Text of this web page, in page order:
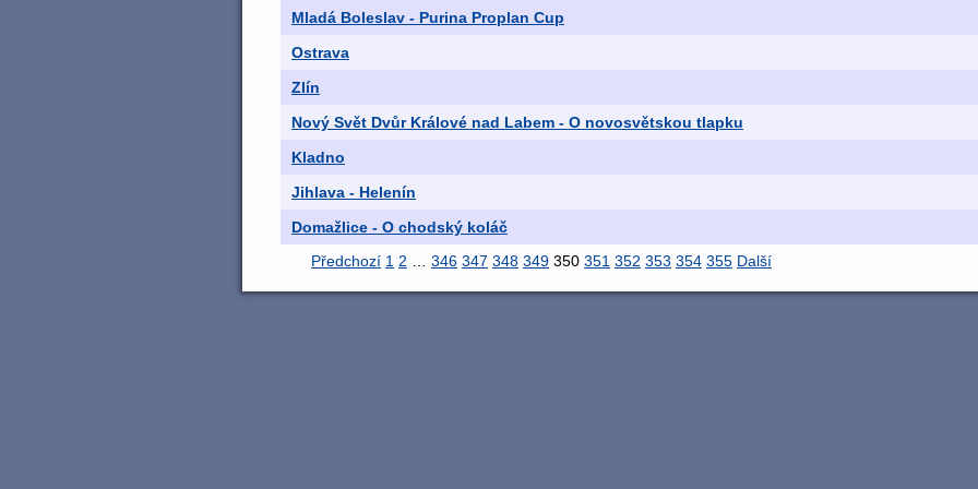
Mladá Boleslav - Purina Proplan Cup
Ostrava
Zlín
Nový Svět Dvůr Králové nad Labem - O novosvětskou tlapku
Kladno
Jihlava - Helenín
Domažlice - O chodský koláč
Předchozí 1 2 346 347 348 349 350 351 352 353 354 355 Další